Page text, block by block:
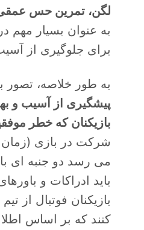
لگن، تمرین حس عمقی
به عنوان بسیار مهم
برای جلوگیری از
به طور خلاصه، تصور
پیشگیری از آسیب و
بازیکنان که خطر
شرکت در بازی (زمان
می رسد دو جنبه ای
باید ادراکات و
بازیکنان فوتبال از
کنند که بر اساس